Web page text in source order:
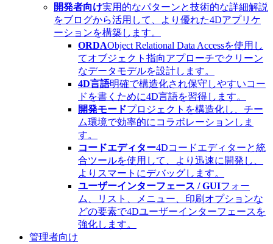
開発者向け実用的なパターンと技術的な詳細解説
をブログから活用して、より優れた4Dアプリケ
ーションを構築します。
ORDAObject Relational Data Accessを使用し
てオブジェクト指向アプローチでクリーン
なデータモデルを設計します。
4D言語明確で構造化され保守しやすいコー
ドを書くために4D言語を習得します。
開発モードプロジェクトを構造化し、チー
ム環境で効率的にコラボレーションしま
す。
コードエディター4Dコードエディターと統
合ツールを使用して、より迅速に開発し、
よりスマートにデバッグします。
ユーザーインターフェース / GUIフォー
ム、リスト、メニュー、印刷オプションな
どの要素で4Dユーザーインターフェースを
強化します。
管理者向け